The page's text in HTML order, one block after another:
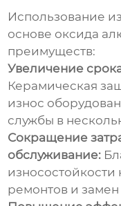
Использование
основе оксида
преимуществ:
Увеличение
Керамическая
износ
службы в
Сокращение
обслуживание:
износостойкости
ремонтов и